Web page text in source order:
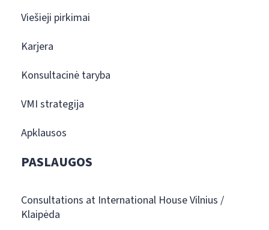
Viešieji pirkimai
Karjera
Konsultacinė taryba
VMI strategija
Apklausos
PASLAUGOS
Consultations at International House Vilnius /
Klaipėda